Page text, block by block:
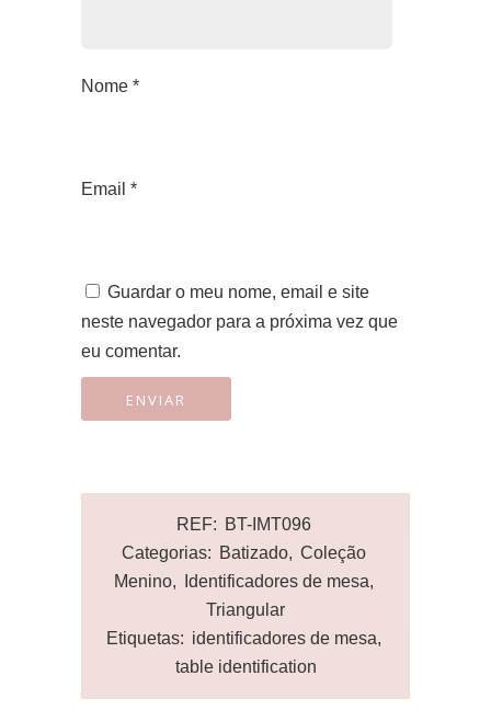
Nome *
Email *
Guardar o meu nome, email e site
neste navegador para a próxima vez que
eu comentar.
REF: BT-IMT096
Categorias: Batizado, Coleção
Menino, Identificadores de mesa,
Triangular
Etiquetas: identificadores de mesa,
table identification